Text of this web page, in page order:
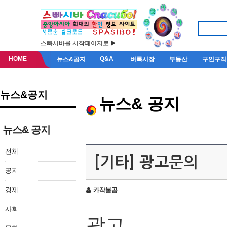
스빠시바를 시작페이지로 ▶
HOME 뉴스&공지 Q&A 벼룩시장 부동산 구인구직
뉴스&공지
뉴스& 공지
전체
공지
경제
사회
뉴스& 공지
[기타] 광고문의
카작불곰